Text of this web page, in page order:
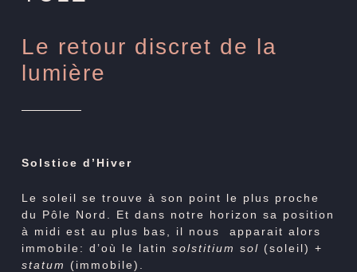
Le retour discret de la
lumière
Solstice d’Hiver
Le soleil se trouve à son point le plus proche
du Pôle Nord. Et dans notre horizon sa position
à midi est au plus bas, il nous apparait alors
immobile: d’où le latin solstitium sol (soleil) +
statum
(immobile).